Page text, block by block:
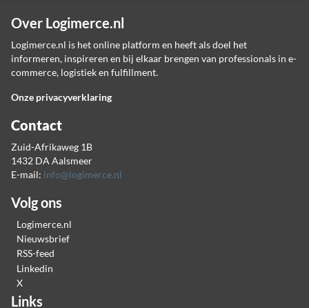
Over Logimerce.nl
Logimerce.nl is het online platform en heeft als doel het
informeren, inspireren en bij elkaar brengen van professionals in e-
commerce, logistiek en fulfillment.
Onze privacyverklaring
Contact
Zuid-Afrikaweg 1B
1432 DA Aalsmeer
E-mail: info@logimerce.nl
Volg ons
Logimerce.nl
Nieuwsbrief
RSS-feed
Linkedin
X
Links